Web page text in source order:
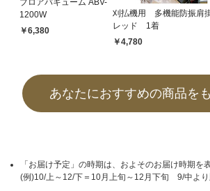
1200W
￥6,380
刈払機用 多機能防振
レッド 1着
￥4,780
あなたにおすすめの商品を
「お届け予定」の時期は、およそのお届け時期を
(例)10/上～12/下＝10月上旬～12月下旬 9/中よ